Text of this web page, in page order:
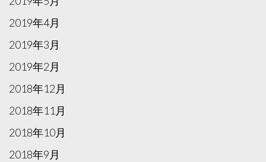
2019年4月
2019年3月
2019年2月
2018年12月
2018年11月
2018年10月
2018年9月